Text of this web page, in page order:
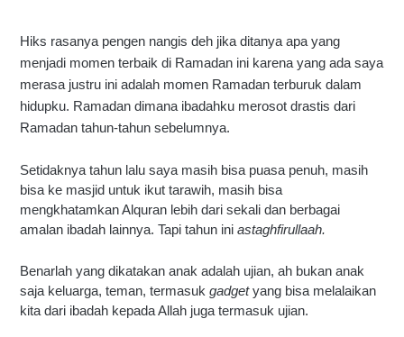
Hiks rasanya pengen nangis deh jika ditanya apa yang
menjadi momen terbaik di Ramadan ini karena yang ada saya
merasa justru ini adalah momen Ramadan terburuk dalam
hidupku. Ramadan dimana ibadahku merosot drastis dari
Ramadan tahun-tahun sebelumnya.
Setidaknya tahun lalu saya masih bisa puasa penuh, masih
bisa ke masjid untuk ikut tarawih, masih bisa
mengkhatamkan Alquran lebih dari sekali dan berbagai
amalan ibadah lainnya. Tapi tahun ini astaghfirullaah.
Benarlah yang dikatakan anak adalah ujian, ah bukan anak
saja keluarga, teman, termasuk gadget yang bisa melalaikan
kita dari ibadah kepada Allah juga termasuk ujian.